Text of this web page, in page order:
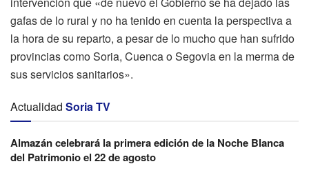
gafas de lo rural y no ha tenido en cuenta la perspectiva a
la hora de su reparto, a pesar de lo mucho que han sufrido
provincias como Soria, Cuenca o Segovia en la merma de
sus servicios sanitarios».
Actualidad Soria TV
Almazán celebrará la primera edición de la Noche Blanca
del Patrimonio el 22 de agosto